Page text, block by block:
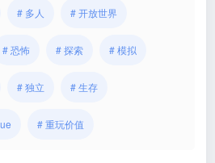
# 多人 # 开放世界
# 恐怖 # 探索 # 模拟
# 独立 # 生存
# 重玩价值